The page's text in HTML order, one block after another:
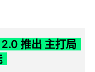
推出 主打局